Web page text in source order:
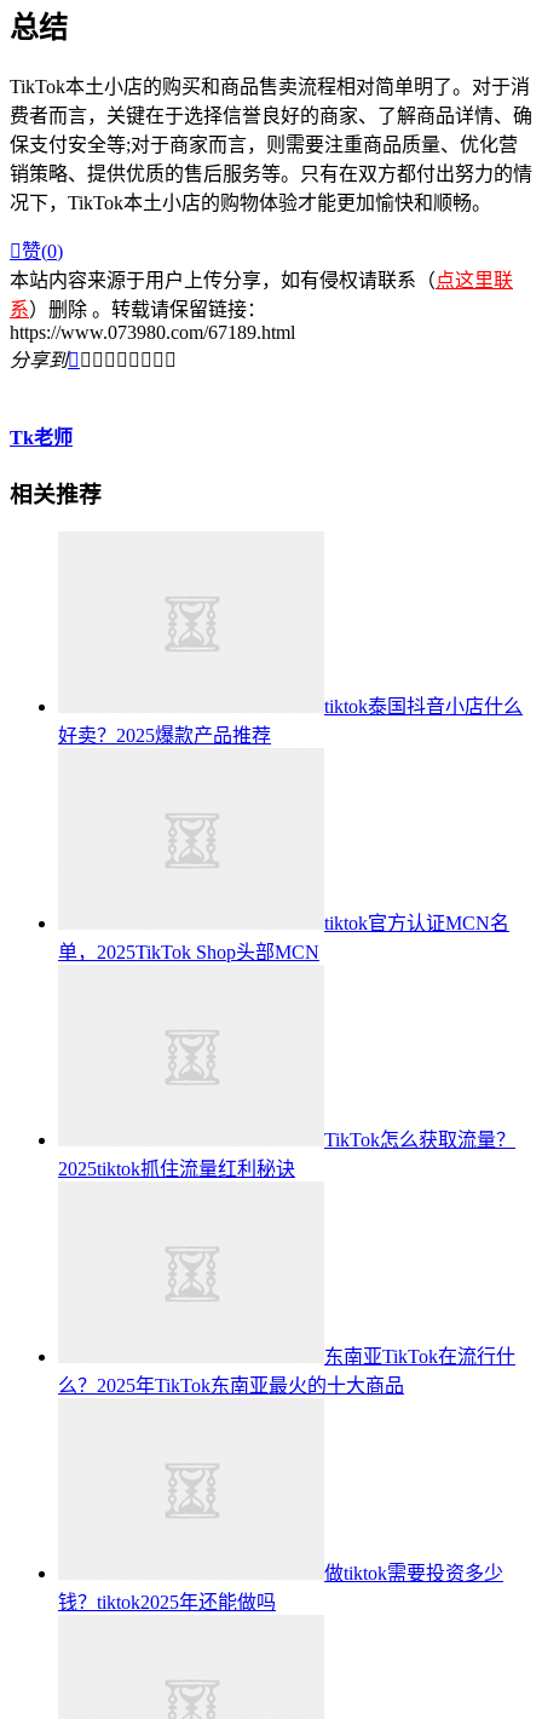
总结
TikTok本土小店的购买和商品售卖流程相对简单明了。对于消
费者而言，关键在于选择信誉良好的商家、了解商品详情、确
保支付安全等;对于商家而言，则需要注重商品质量、优化营
销策略、提供优质的售后服务等。只有在双方都付出努力的情
况下，TikTok本土小店的购物体验才能更加愉快和顺畅。
赞(0)
本站内容来源于用户上传分享，如有侵权请联系（点这里联
系）删除 。转载请保留链接：
https://www.073980.com/67189.html
分享到        
Tk老师
相关推荐
tiktok泰国抖音小店什么
好卖？2025爆款产品推荐
tiktok官方认证MCN名
单，2025TikTok Shop头部MCN
TikTok怎么获取流量？
2025tiktok抓住流量红利秘诀
东南亚TikTok在流行什
么？2025年TikTok东南亚最火的十大商品
做tiktok需要投资多少
钱？tiktok2025年还能做吗